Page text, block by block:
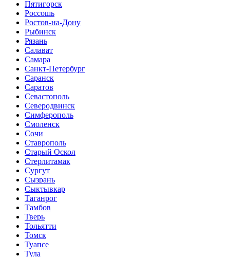
Пятигорск
Россошь
Ростов-на-Дону
Рыбинск
Рязань
Салават
Самара
Санкт-Петербург
Саранск
Саратов
Севастополь
Северодвинск
Симферополь
Смоленск
Сочи
Ставрополь
Старый Оскол
Стерлитамак
Сургут
Сызрань
Сыктывкар
Таганрог
Тамбов
Тверь
Тольятти
Томск
Туапсе
Тула